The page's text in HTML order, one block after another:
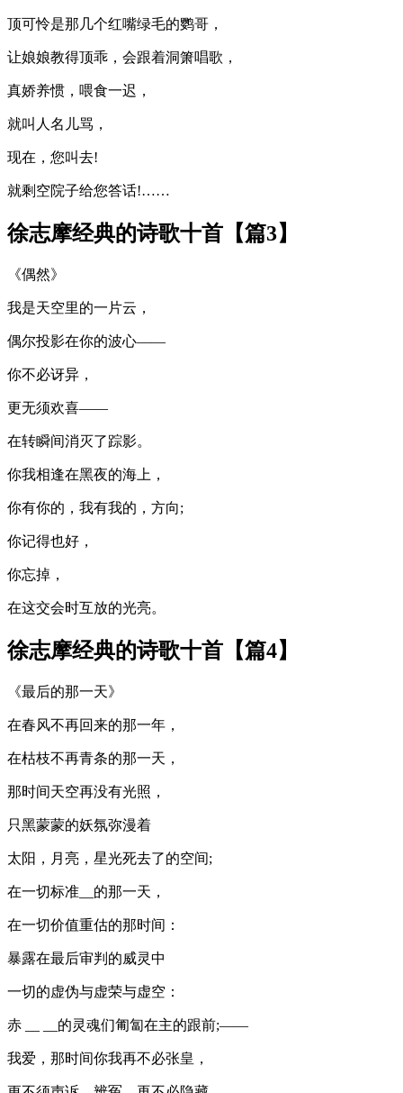
顶可怜是那几个红嘴绿毛的鹦哥，
让娘娘教得顶乖，会跟着洞箫唱歌，
真娇养惯，喂食一迟，
就叫人名儿骂，
现在，您叫去!
就剩空院子给您答话!……
徐志摩经典的诗歌十首【篇3】
《偶然》
我是天空里的一片云，
偶尔投影在你的波心——
你不必讶异，
更无须欢喜——
在转瞬间消灭了踪影。
你我相逢在黑夜的海上，
你有你的，我有我的，方向;
你记得也好，
你忘掉，
在这交会时互放的光亮。
徐志摩经典的诗歌十首【篇4】
《最后的那一天》
在春风不再回来的那一年，
在枯枝不再青条的那一天，
那时间天空再没有光照，
只黑蒙蒙的妖氛弥漫着
太阳，月亮，星光死去了的空间;
在一切标准__的那一天，
在一切价值重估的那时间：
暴露在最后审判的威灵中
一切的虚伪与虚荣与虚空：
赤 __ __的灵魂们匍匐在主的跟前;——
我爱，那时间你我再不必张皇，